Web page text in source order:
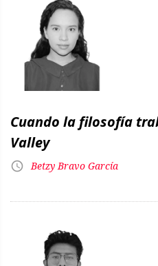
Cuando la filosofía
Valley
Betzy Bravo García